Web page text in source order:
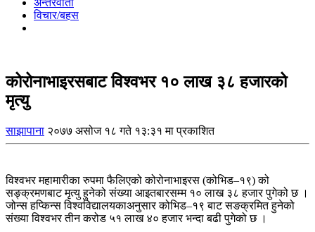
अन्तरवार्ता
विचार/बहस
कोरोनाभाइरसबाट विश्वभर १० लाख ३८ हजारको
मृत्यु
साझापाना २०७७ असोज १८ गते १३:३१ मा प्रकाशित
विश्वभर महामारीका रुपमा फैलिएको कोरोनाभाइरस (कोभिड–१९) को
सङ्क्रमणबाट मृत्यु हुनेको संख्या आइतबारसम्म १० लाख ३८ हजार पुगेको छ ।
जोन्स हप्किन्स विश्वविद्यालयकाअनुसार कोभिड–१९ बाट सङक्रमित हुनेको
संख्या विश्वभर तीन करोड ५१ लाख ४० हजार भन्दा बढी पुगेको छ ।